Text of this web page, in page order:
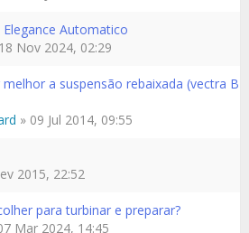
Elegance Automatico
Nov 2024, 02:29
a suspensão rebaixada (vectra B
» 09 Jul 2014, 09:55
2015, 22:52
para turbinar e preparar?
Mar 2024, 14:45